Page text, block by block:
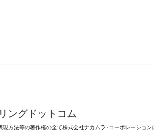
ングドットコム
現方法等の著作権の全て株式会社ナカムラ･コーポレーション